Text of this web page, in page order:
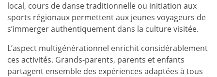
local, cours de danse traditionnelle ou initiation aux
sports régionaux permettent aux jeunes voyageurs de
s’immerger authentiquement dans la culture visitée.
L’aspect multigénérationnel enrichit considérablement
ces activités. Grands-parents, parents et enfants
partagent ensemble des expériences adaptées à tous